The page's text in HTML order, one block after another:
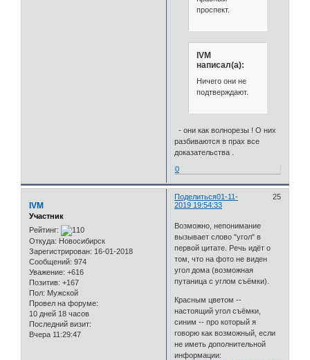
проспект.
IVM
написал(а):
Ничего они не
подтверждают.
- они как волнорезы ! О них
разбиваются в прах все
доказательства .
0
Поделиться 25
01-11-
2019 19:54:33
IVM
Участник
Рейтинг:
Откуда: Новосибирск
Зарегистрирован: 16-01-2018
Сообщений: 974
Уважение: +616
Позитив: +167
Пол: Мужской
Провел на форуме:
10 дней 18 часов
Последний визит:
Вчера 11:29:47
Возможно, непонимание
вызывает слово "угол" в
первой цитате. Речь идёт о
том, что на фото не виден
угол дома (возможная
путаница с углом съёмки).
Красным цветом --
настоящий угол съёмки,
синим -- про который я
говорю как возможный, если
не иметь дополнительной
информации: